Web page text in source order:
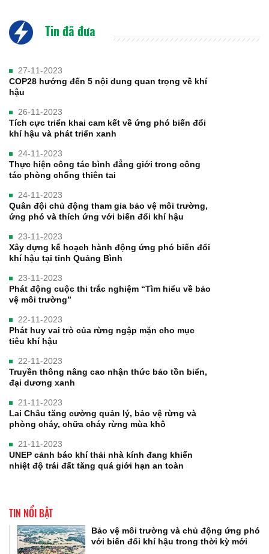
Tin đã đưa
27-11-2023
COP28 hướng đến 5 nội dung quan trọng về khí
hậu
26-11-2023
Tích cực triển khai cam kết về ứng phó biến đổi
khí hậu và phát triển xanh
24-11-2023
Thực hiện công tác bình đẳng giới trong công
tác phòng chống thiên tai
24-11-2023
Quân đội chủ động tham gia bảo vệ môi trường,
ứng phó và thích ứng với biến đổi khí hậu
23-11-2023
Xây dựng kế hoạch hành động ứng phó biến đổi
khí hậu tại tỉnh Quảng Bình
23-11-2023
Phát động cuộc thi trắc nghiệm “Tìm hiểu về bảo
vệ môi trường”
22-11-2023
Phát huy vai trò của rừng ngập mặn cho mục
tiêu khí hậu
22-11-2023
Truyền thông nâng cao nhận thức bảo tồn biển,
đại dương xanh
21-11-2023
Lai Châu tăng cường quản lý, bảo vệ rừng và
phòng cháy, chữa cháy rừng mùa khô
21-11-2023
UNEP cảnh báo khí thải nhà kính đang khiến
nhiệt độ trái đất tăng quá giới hạn an toàn
TIN NỔI BẬT
Bảo vệ môi trường và chủ động ứng phó
với biến đổi khí hậu trong thời kỳ mới